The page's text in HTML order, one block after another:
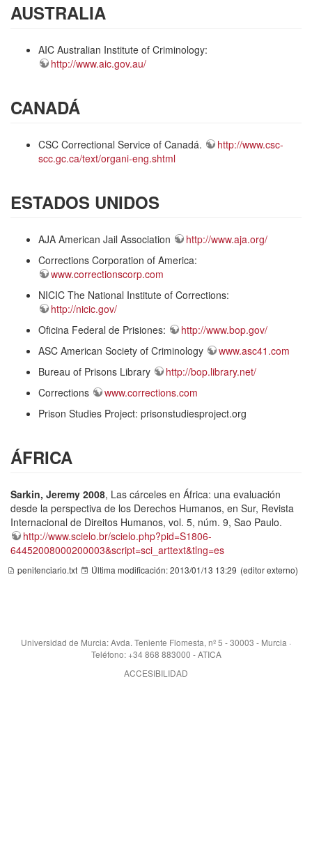
AUSTRALIA
AIC Australian Institute of Criminology:
http://www.aic.gov.au/
CANADÁ
CSC Correctional Service of Canadá.
http://www.csc-
scc.gc.ca/text/organi-eng.shtml
ESTADOS UNIDOS
AJA American Jail Association
http://www.aja.org/
Corrections Corporation of America:
www.correctionscorp.com
NICIC The National Institute of Corrections:
http://nicic.gov/
Oficina Federal de Prisiones:
http://www.bop.gov/
ASC American Society of Criminology
www.asc41.com
Bureau of Prisons Library
http://bop.library.net/
Corrections
www.corrections.com
Prison Studies Project: prisonstudiesproject.org
ÁFRICA
Sarkin, Jeremy 2008, Las cárceles en África: una evaluación
desde la perspectiva de los Derechos Humanos, en Sur, Revista
Internacional de Direitos Humanos, vol. 5, núm. 9, Sao Paulo.
http://www.scielo.br/scielo.php?pid=S1806-
64452008000200003&script=sci_arttext&tlng=es
penitenciario.txt Última modificación:2013/01/13 13:29 (editor externo)
Universidad de Murcia: Avda. Teniente Flomesta, nº 5 - 30003 - Murcia ·
Teléfono: +34 868 883000 - ATICA
ACCESIBILIDAD